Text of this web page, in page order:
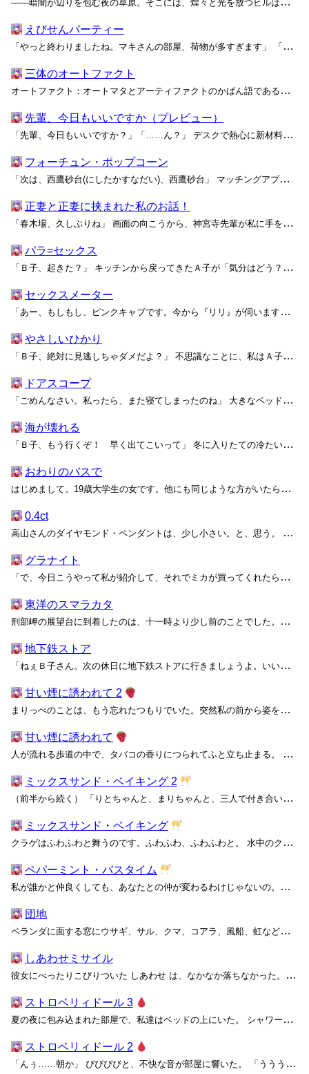
えびせんパーティー
「やっと終わりましたね。マキさんの部屋、荷物が多すぎます」 「ふふ、ごめんね。でも、手伝ってくれてありがとう」 昼前までにすっかり荷物を運び出した私たちは、引っ越しの大きなトラックの音が聞こえなくなるまで、なんとなく外階段の踊り場から空を見上げていました。少しずつ冬が追い出さ...
三体のオートファクト
オートファクト：オートマタとアーティファクトのかばん語である。人形が十分な意思能力を持った時代に「ドール」と呼ぶのが差別的とされたために作られたことば。 「あの、ご主人様。どうして私を選んだんですか？」「どうして……って？」「ですから！」 フローリングに正座したまま購入者を睨...
先輩、今日もいいですか（プレビュー）
「先輩、今日もいいですか？」「……ん？」 デスクで熱心に新材料の特性分析シートを仕上げている先輩に後ろから声を掛けると、肩の上くらいで短く切られたぼさぼさの銀髪がぱさりと揺れた。じっと作業を続けていた身体にまとわりついた空気が広がるように、最近買ったらしいローズの香水がふわりと...
フォーチュン・ポップコーン
「次は、西鷹砂台(にしたかすなだい)、西鷹砂台」 マッチングアプリで出会った女が待ち合わせ場所に指定した駅――保世(ほぜ)線の終着駅がおよそ二キロ四方の廃墟に続いているのを思い出したとき、私はやっと自分が騙されていたことに気付いた。久しぶりに好きな顔の女に会える！と舞い上がって...
正妻と正妻に挟まれた私のお話！
「春木場、久しぶりね」 画面の向こうから、神宮寺先輩が私に手を振る。凛とした顔立ちに、ぱっと柔らかい笑顔が浮かんだ。あの頃、放課後のおしゃべりの合間に見せていた、本当に楽しそうなときの表情だ。私を貫いてどこか遠くを見据えるような綺麗な瞳は、今でも変わらず綺麗なままそこにあった。...
パラ=セックス
「Ｂ子、起きた？」 キッチンから戻ってきたＡ子が「気分はどう？」と言って、テーブルの上にトレイを置いた。 「ちょっと、あつい……かも」 すん、と鼻を鳴らすと、数カ月の
セックスメーター
「あー、もしもし、ピンクキャブです。今から『リリ』が伺いますんで、準備お願いします」 床やテーブルのあちらこちらに転がった空き缶を片付ける土曜の昼下がり。やっとのことで掃除を終えた私に、電話口で輸送係の若い男の声がそう告げた。 ベッド、オッケー。ソファ、オッケー。都心の狭いマ...
やさしいひかり
「Ｂ子、絶対に見逃しちゃダメだよ？」 不思議なことに、私はＡ子の言葉に操られるようにその瞬間をじっと待っていた。数分離れた隙に台無しになってしまったらどうしようと、ほんの十歩先にあるトイレに行くのを我慢してしまうほどに。 こたつの上に、Ａ子からもらったプレゼントが置かれている...
ドアスコープ
「ごめんなさい。私ったら、また寝てしまったのね」 大きなベッドで目を覚ましたユミが、ソファに腰掛けてそわそわと待つ私に気付いて声をかける。 眠っているユミを見ていたら、きっと彼女を求めて泣きじゃくってしまうだろうから、私は彼女に背を向けて待っているしかなかった。ラブホテルのつ...
海が壊れる
「Ｂ子、もう行くぞ！ 早く出てこいって」 冬に入りたての冷たい夕暮れの中で、イライラしたＡ子の声と共に乱暴にドアノブを回す音が響く。浮いたレバーがあちこちにぶつかって、不快な金属音がＢ子の部屋を満たした。とはいえ、都心の繁華街から徒歩数分の狭苦しいマンションには、これくらいの騒...
おわりのバスで
はじめまして。19歳大学生の女です。他にも同じような方がいたらお話を聞きたいと思ったので、投稿させていただきます。 先日、GOTOトラベルで東京に行く機会がありました。このご時世でバイトもしにくくてお金がなかったので、移動は往復どちらも夜行バスにしました（私自身は関西の方に住ん...
0.4ct
高山さんのダイヤモンド・ペンダントは、少し小さい。と、思う。 「それ、素敵ですね」 でも、わざわざそんなことは言わない。 高山さんは同じサークルの先輩で、みんなの人気者。おっとりとした性格とふわふわの笑顔で、男子の会員はもちろん、女子にだって好かれている。ボブカットのふわり...
グラナイト
「で、今日こうやって私が紹介して、それでミカが買ってくれたら私に十パーセントの配当があるから――」 セントラルラインに乗ってわざわざ二時間かけてやってきた喫茶店で、私はなぜかマルチ商法の勧誘を受けていた。十パーセントの配当がもらえるから、何人に売れば回収できて、半年もすれば何百...
東洋のスマラカタ
刑部岬の展望台に到着したのは、十一時より少し前のことでした。車を降りると春みたいな夏みたいな曖昧な太陽と、冬みたいな春みたいな冷たい風が我々を出迎えます。大きなジープでくねくねの急勾配を進んだ先に広がるこの数キロメートルの断崖絶壁は、かつて「東洋のドーバー」と呼ばれていたようです...
地下鉄ストア
「ねぇＢ子さん。次の休日に地下鉄ストアに行きましょうよ。いいでしょう？」 「お姉さま。帰ってきたらまずシャワーを浴びてくださいって、私いつも言っています」 昼休みに聞いた「地下鉄ストア」の話は、本当だったらしい。軽薄な噂話に興味のない先輩が、冬の香りと汗の匂いをまとったままこ...
甘い煙に誘われて 2
まりっぺのことは、もう忘れたつもりでいた。突然私の前から姿を消した彼女のことを、いつまでも追い続けるわけにはいかなかったから。 あのとき、まりっぺはどうして私にさよならを言わなかったんだろう。私のことを嫌いになったんだろうか。 まりっぺは、最後に私をＣと呼んでくれた。私が赤沢...
甘い煙に誘われて
人が流れる歩道の中で、タバコの香りにつられてふと立ち止まる。 街を歩いていると、ときどきこんな風に甘い匂いが鼻をくすぐることがあった。甘く煙たいストロベリーの香り。普通に歩いていたら見過ごしてしまうような、そうでなくても数歩のうちに意識の外へ追いやられるような、かすかな心地よさ...
ミックスサンド・ベイキング 2
（前半から続く） 「りとちゃんと、まりちゃんと、三人で付き合いたいの」 確かに、ＰＡＲＫは三人揃ってこそ今までやってこれた。だから、私たちの危機は、私自身の危機でもある。当たり前だけど、それってすごく厄介なことよ。 「だからね、まりちゃん、りとちゃん。私は三人で、私たちで、...
ミックスサンド・ベイキング
クラゲはふわふわと舞うのです。ふわふわ、ふわふわと。 水中のクラゲはそう大きな声で鳴かないそうですから、やはり私は水槽を前にしてもクラゲの鳴き声に気付けなかったのです。あるいは、水槽のクラゲはもうずっと前から弱っていたのかもしれません。 クラゲは原宿でも、ふわふわと飛ぶのでし...
ペパーミント・バスタイム
私が誰かと仲良くしても、あなたとの仲が変わるわけじゃないの。あなたが彼女と仲良くしても、私との仲は変わらずにいてほしいな。私たちを包む幸せは、独占したり所有したりできないものだから。欲張って手のひらで掬い取ろうとしても、溢れて全部こぼれてしまう。 どうすれば、三人で生きていける...
団地
ベランダに面する窓にウサギ、サル、クマ、コアラ、風船、虹などのかわいいイラストが貼り付けられたレンガ調タイルの住宅 「ねぇ、ナナロク。そろそろ、子供作らない？」 「またその話？」 「センターがうるさいんだってば、ずっと」 私が76784291739271号に子供をせがむの...
しあわせミサイル
彼女にべったりこびりついた しあわせ は、なかなか落ちなかった。思い出してみると、私たちのエリアは特にＨＰＳが良かったし、どうしようもない副作用なのだろう。 「お姉ちゃん、花火綺麗だね！」 ポップな絵柄の手持ち花火が、長い火花を出してよく光る。妹はその真っ赤...
ストロベリィドール 3
夏の夜に包み込まれた部屋で、私達はベッドの上にいた。 シャワーを浴びているうちに長くなると思っていた雨はもう止んでいたらしく、辺りはすっかり静まっている。陽が沈んだ後はエアコンの動きも弱くなって、隣の部屋も静寂を保っていることだろう。 向かい合ってベッドにぺたりと座る二人。自...
ストロベリィドール 2
「んぅ……朝か」 ぴぴぴぴと、不快な音が部屋に響いた。 「ううううう……」 私は呻きながら何度かスマートフォンをいじくりまわすけれど、とうとうそれが原因ではないことを思い出し、煩わしい音を発する銀の目覚まし時計をぱしりと叩く。 「暑い……べとべとする……」 夏の目覚めは...